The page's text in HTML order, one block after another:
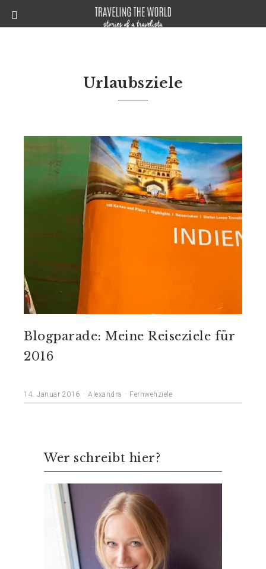
Urlaubsziele
Blogparade: Meine Reiseziele für
2016
14. Januar 2016 Alexandra Fernwehziele
Wer schreibt hier?